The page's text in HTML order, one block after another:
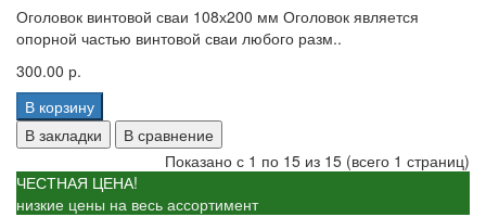
Оголовок винтовой сваи 108х200 мм Оголовок является
опорной частью винтовой сваи любого разм..
300.00 р.
В корзину
В закладки
В сравнение
Показано с 1 по 15 из 15 (всего 1 страниц)
ЧЕСТНАЯ ЦЕНА!
низкие цены на весь ассортимент